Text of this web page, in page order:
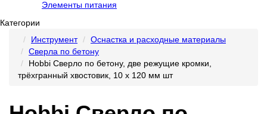
Элементы питания
Категории
Инструмент
Оснастка и расходные материалы
Сверла по бетону
Hobbi Сверло по бетону, две режущие кромки,
трёхгранный хвостовик, 10 х 120 мм шт